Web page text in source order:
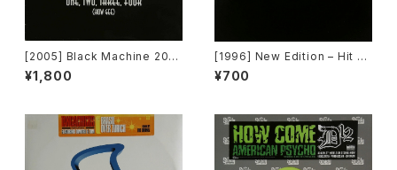
[2005] Black Machine 200
5 – One, Two, Three, Four
(How Gee) [PLM Records]
¥1,800
[1996] New Edition – Hit M
e Off [MCA Records][PRO
MO]
¥700